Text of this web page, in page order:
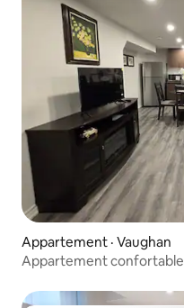
Appartement · Vaughan
Appartement confortable